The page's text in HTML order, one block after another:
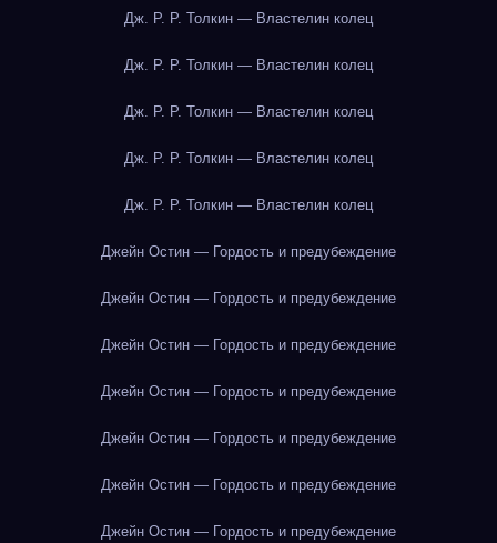
Дж. Р. Р. Толкин — Властелин колец
Дж. Р. Р. Толкин — Властелин колец
Дж. Р. Р. Толкин — Властелин колец
Дж. Р. Р. Толкин — Властелин колец
Дж. Р. Р. Толкин — Властелин колец
Джейн Остин — Гордость и предубеждение
Джейн Остин — Гордость и предубеждение
Джейн Остин — Гордость и предубеждение
Джейн Остин — Гордость и предубеждение
Джейн Остин — Гордость и предубеждение
Джейн Остин — Гордость и предубеждение
Джейн Остин — Гордость и предубеждение